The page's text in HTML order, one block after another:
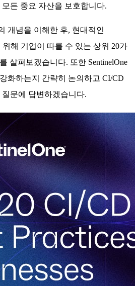
든 중요 자산을 보호합니다.
개념을 이해한 후, 현대적인
해 기업이 따를 수 있는 상위 20가
살펴보겠습니다. 또한 SentinelOne
화하는지 간략히 논의하고 CI/CD
문에 답변하겠습니다.